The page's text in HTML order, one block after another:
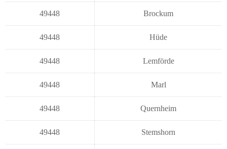
49448 Brockum
49448 Hüde
49448 Lemförde
49448 Marl
49448 Quernheim
49448 Stemshorn